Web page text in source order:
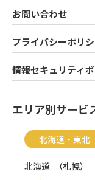
お問い合わせ
プライバシーポリ
情報セキュリティ
エリア別サービ
北海道・東北
北海道 （札幌）